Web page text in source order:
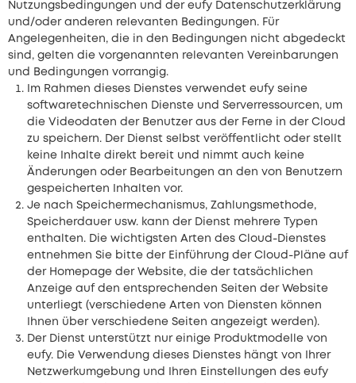
Nutzungsbedingungen und der eufy Datenschutzerklärung
und/oder anderen relevanten Bedingungen. Für
Angelegenheiten, die in den Bedingungen nicht abgedeckt
sind, gelten die vorgenannten relevanten Vereinbarungen
und Bedingungen vorrangig.
Im Rahmen dieses Dienstes verwendet eufy seine
softwaretechnischen Dienste und Serverressourcen, um
die Videodaten der Benutzer aus der Ferne in der Cloud
zu speichern. Der Dienst selbst veröffentlicht oder stellt
keine Inhalte direkt bereit und nimmt auch keine
Änderungen oder Bearbeitungen an den von Benutzern
gespeicherten Inhalten vor.
Je nach Speichermechanismus, Zahlungsmethode,
Speicherdauer usw. kann der Dienst mehrere Typen
enthalten. Die wichtigsten Arten des Cloud-Dienstes
entnehmen Sie bitte der Einführung der Cloud-Pläne auf
der Homepage der Website, die der tatsächlichen
Anzeige auf den entsprechenden Seiten der Website
unterliegt (verschiedene Arten von Diensten können
Ihnen über verschiedene Seiten angezeigt werden).
Der Dienst unterstützt nur einige Produktmodelle von
eufy. Die Verwendung dieses Dienstes hängt von Ihrer
Netzwerkumgebung und Ihren Einstellungen des eufy